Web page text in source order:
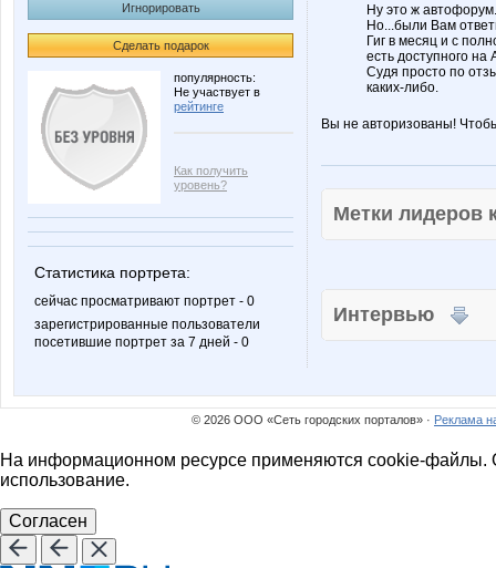
Игнорировать
Сделать подарок
популярность:
Не участвует в
рейтинге
Как получить
уровень?
Статистика портрета:
сейчас просматривают портрет - 0
зарегистрированные пользователи
посетившие портрет за 7 дней - 0
Ну это ж
Но...были Вам
Гиг в месяц и с
есть доступного
Судя просто по
каких-либо.
Вы не авторизованы!
Метки
Интервью
© 2026 ООО «Сеть городских порталов» · Реклама
На информационном ресурсе применяются cookie-файлы.
использование.
Согласен